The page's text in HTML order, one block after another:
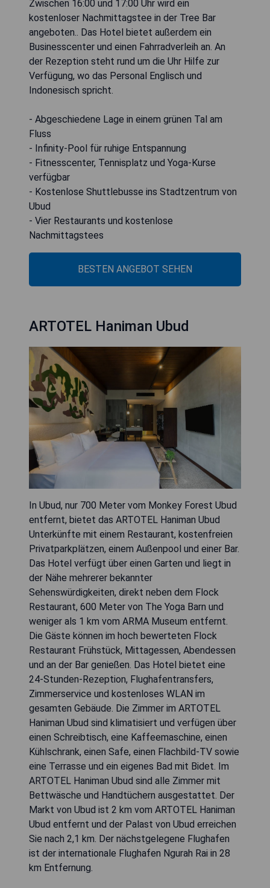
Zwischen 16:00 und 17:00 Uhr wird ein
kostenloser Nachmittagstee in der Tree Bar
angeboten.. Das Hotel bietet außerdem ein
Businesscenter und einen Fahrradverleih an. An
der Rezeption steht rund um die Uhr Hilfe zur
Verfügung, wo das Personal Englisch und
Indonesisch spricht.
- Abgeschiedene Lage in einem grünen Tal am
Fluss
- Infinity-Pool für ruhige Entspannung
- Fitnesscenter, Tennisplatz und Yoga-Kurse
verfügbar
- Kostenlose Shuttlebusse ins Stadtzentrum von
Ubud
- Vier Restaurants und kostenlose
Nachmittagstees
BESTEN ANGEBOT SEHEN
ARTOTEL Haniman Ubud
In Ubud, nur 700 Meter vom Monkey Forest Ubud
entfernt, bietet das ARTOTEL Haniman Ubud
Unterkünfte mit einem Restaurant, kostenfreien
Privatparkplätzen, einem Außenpool und einer Bar.
Das Hotel verfügt über einen Garten und liegt in
der Nähe mehrerer bekannter
Sehenswürdigkeiten, direkt neben dem Flock
Restaurant, 600 Meter von The Yoga Barn und
weniger als 1 km vom ARMA Museum entfernt.
Die Gäste können im hoch bewerteten Flock
Restaurant Frühstück, Mittagessen, Abendessen
und an der Bar genießen. Das Hotel bietet eine
24-Stunden-Rezeption, Flughafentransfers,
Zimmerservice und kostenloses WLAN im
gesamten Gebäude. Die Zimmer im ARTOTEL
Haniman Ubud sind klimatisiert und verfügen über
einen Schreibtisch, eine Kaffeemaschine, einen
Kühlschrank, einen Safe, einen Flachbild-TV sowie
eine Terrasse und ein eigenes Bad mit Bidet. Im
ARTOTEL Haniman Ubud sind alle Zimmer mit
Bettwäsche und Handtüchern ausgestattet. Der
Markt von Ubud ist 2 km vom ARTOTEL Haniman
Ubud entfernt und der Palast von Ubud erreichen
Sie nach 2,1 km. Der nächstgelegene Flughafen
ist der internationale Flughafen Ngurah Rai in 28
km Entfernung.